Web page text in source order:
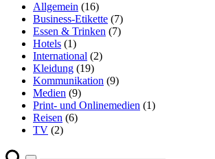
Allgemein (16)
Business-Etikette (7)
Essen & Trinken (7)
Hotels (1)
International (2)
Kleidung (19)
Kommunikation (9)
Medien (9)
Print- und Onlinemedien (1)
Reisen (6)
TV (2)